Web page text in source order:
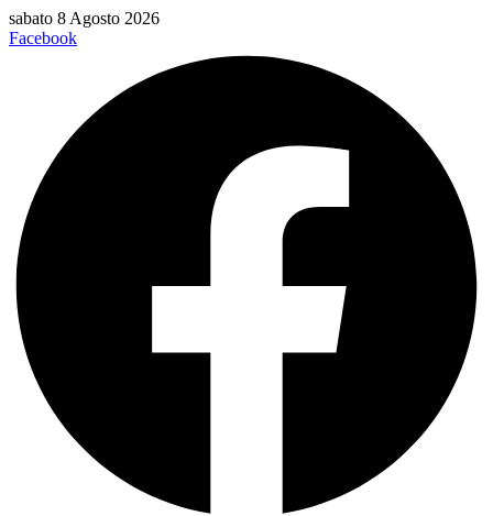
Vai
al
sabato 8 Agosto 2026
Facebook